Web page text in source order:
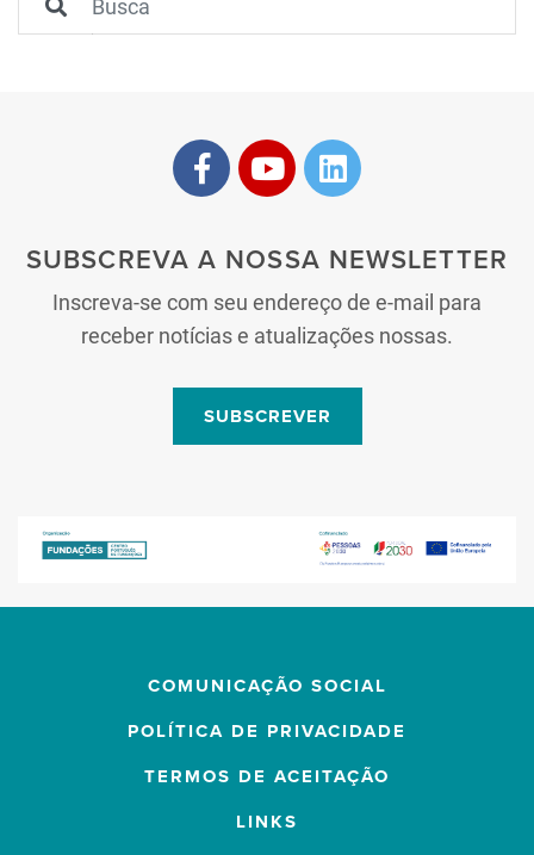
SUBSCREVA A NOSSA NEWSLETTER
Inscreva-se com seu endereço de e-mail para
receber notícias e atualizações nossas.
SUBSCREVER
COMUNICAÇÃO SOCIAL
POLÍTICA DE PRIVACIDADE
TERMOS DE ACEITAÇÃO
LINKS